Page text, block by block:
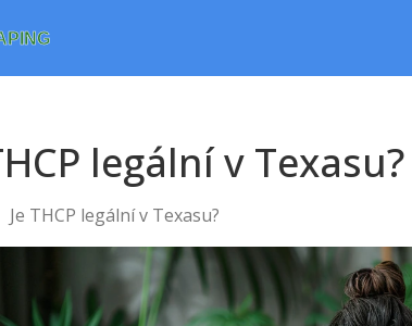
legální v Texasu?
Je THCP legální v Texasu?